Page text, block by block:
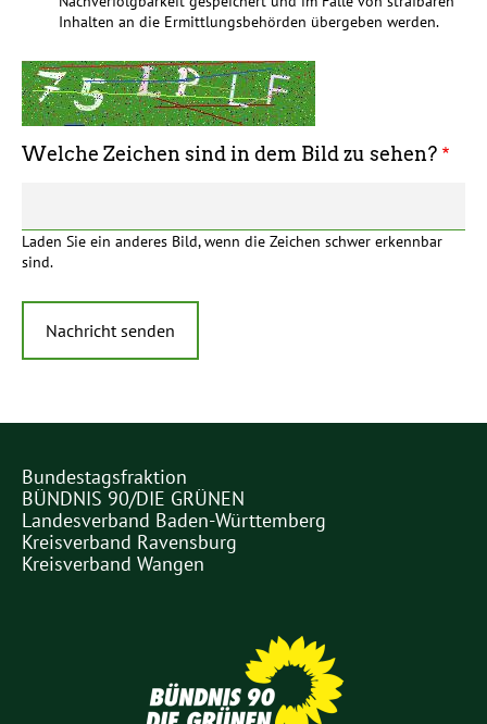
Inhalten an die Ermittlungsbehörden übergeben werden.
Welche Zeichen sind in dem Bild zu sehen?
Laden Sie ein anderes Bild, wenn die Zeichen schwer erkennbar
sind.
Partner
Links
Bundestagsfraktion
BÜNDNIS 90/DIE GRÜNEN
Landesverband Baden-Württemberg
Kreisverband Ravensburg
Kreisverband Wangen